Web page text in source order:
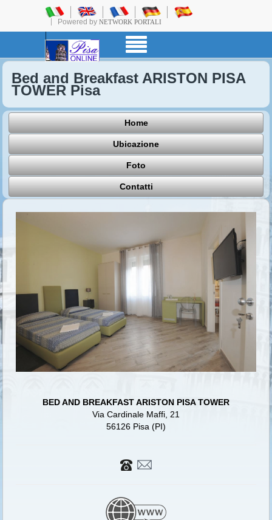
Powered by NETWORK PORTALI
Bed and Breakfast ARISTON PISA
TOWER Pisa
Home
Ubicazione
Foto
Contatti
BED AND BREAKFAST ARISTON PISA TOWER
Via Cardinale Maffi, 21
56126 Pisa (PI)